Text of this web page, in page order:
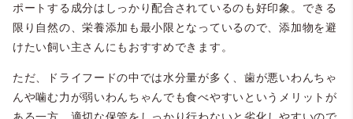
ポートする成分はしっかり配合されているのも好印象。できる
限り自然の、栄養添加も最小限となっているので、添加物を避
けたい飼い主さんにもおすすめできます。
ただ、ドライフードの中では水分量が多く、歯が悪いわんちゃ
んや噛む力が弱いわんちゃんでも食べやすいというメリットが